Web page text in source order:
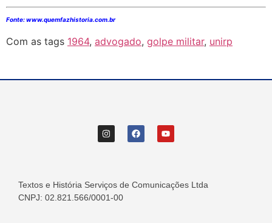
Fonte: www.quemfazhistoria.com.br
Com as tags 1964, advogado, golpe militar, unirp
Textos e História Serviços de Comunicações Ltda
CNPJ: 02.821.566/0001-00